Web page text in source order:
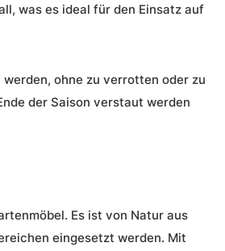
was es ideal für den Einsatz auf
ohne zu verrotten oder zu
der Saison verstaut werden
Es ist von Natur aus
eingesetzt werden. Mit